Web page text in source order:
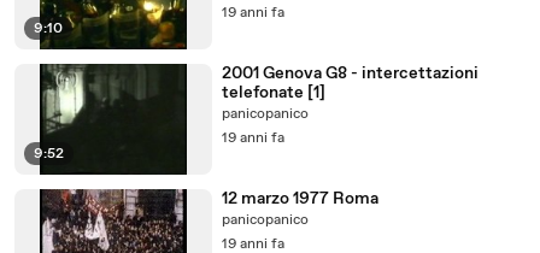
9:10
19 anni fa
9:52
2001 Genova G8 - intercettazioni
telefonate [1]
panicopanico
19 anni fa
12 marzo 1977 Roma
panicopanico
19 anni fa